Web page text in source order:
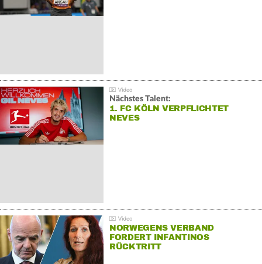
Nächstes Talent:
1. FC KÖLN VERPFLICHTET
NEVES
NORWEGENS VERBAND
FORDERT INFANTINOS
RÜCKTRITT